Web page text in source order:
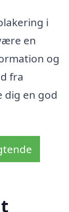
i
en
og
fra
dig en god